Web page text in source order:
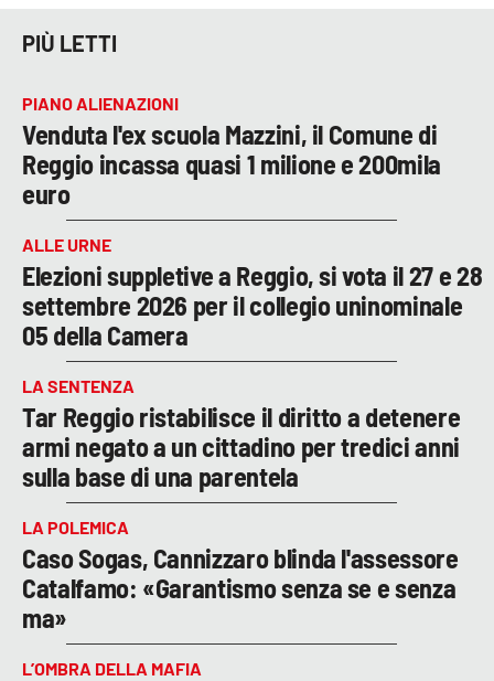
PIÙ LETTI
PIANO ALIENAZIONI
Venduta l'ex scuola Mazzini, il Comune di
Reggio incassa quasi 1 milione e 200mila
euro
ALLE URNE
Elezioni suppletive a Reggio, si vota il 27 e 28
settembre 2026 per il collegio uninominale
05 della Camera
LA SENTENZA
Tar Reggio ristabilisce il diritto a detenere
armi negato a un cittadino per tredici anni
sulla base di una parentela
LA POLEMICA
Caso Sogas, Cannizzaro blinda l'assessore
Catalfamo: «Garantismo senza se e senza
ma»
L’OMBRA DELLA MAFIA